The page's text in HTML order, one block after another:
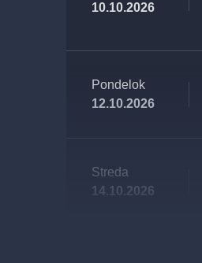
10.10.2026
Pondelok
12.10.2026
Streda
14.10.2026